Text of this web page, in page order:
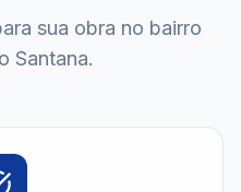
sua obra no bairro
Santana.